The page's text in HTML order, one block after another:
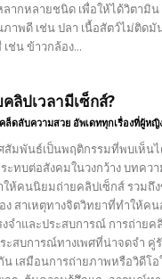
ากหลายชนิด เพื่อให้ได้วิตามิน
าพดี เช่น ปลา เนื้อสัตว์ไม่ติดมั
ช่น ข้าวกล้อง...
ลิปเวลามีเซ็กส์?
ล็ดลับความสวย อัพเดททุกเรื่องที่ผู้หญิ
มพันธ์เป็นพฤติกรรมที่พบเห็น
ะทบต่อสังคมในวงกว้าง บทคว
ห้คนนิยมถ่ายคลิปเซ็กส์ รวมถึ
ง สาเหตุทางจิตวิทยาที่ทำให้ค
จำและประสบการณ์ การถ่าย
ะสบการณ์ทางเพศที่น่าจดจำ คู่
น เสมือนการถ่ายภาพหรือวิดีโ